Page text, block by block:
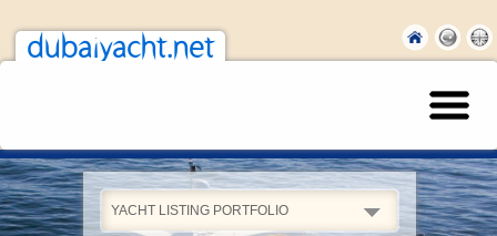
dubaiyacht.net
YACHT LISTING PORTFOLIO